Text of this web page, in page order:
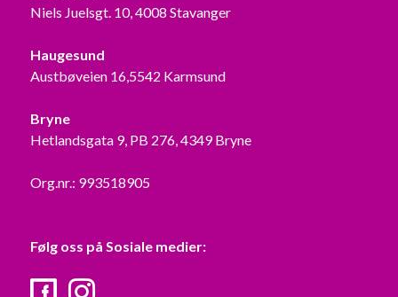
Niels Juelsgt. 10, 4008 Stavanger
Haugesund
Austbøveien 16,5542 Karmsund
Bryne
Hetlandsgata 9, PB 276, 4349 Bryne
Org.nr.: 993518905
Følg oss på Sosiale medier:
FacebookInstagram